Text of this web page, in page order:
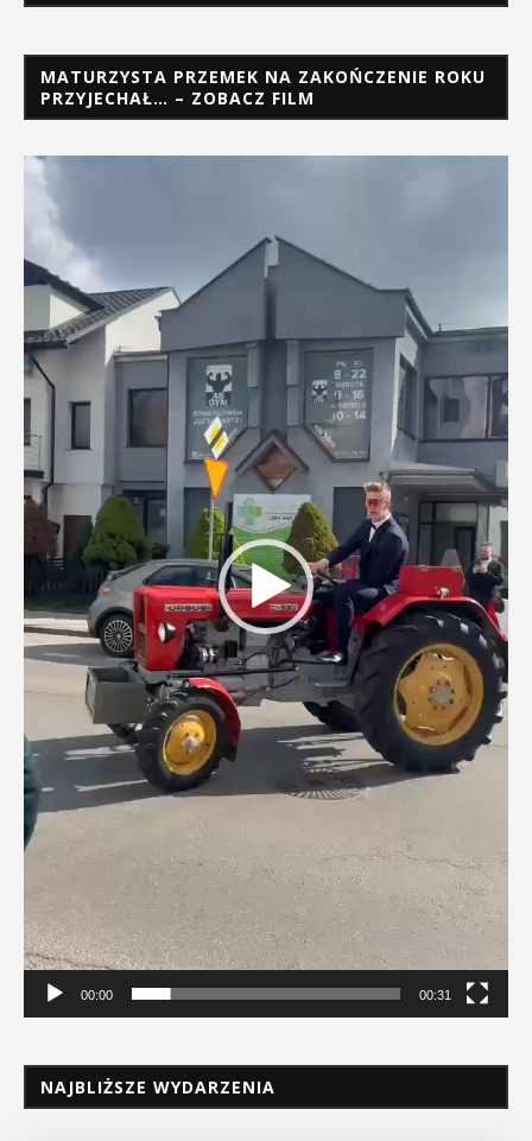
MATURZYSTA PRZEMEK NA ZAKOŃCZENIE ROKU
PRZYJECHAŁ… – ZOBACZ FILM
Odtwarzacz
00:00 00:31
NAJBLIŻSZE WYDARZENIA